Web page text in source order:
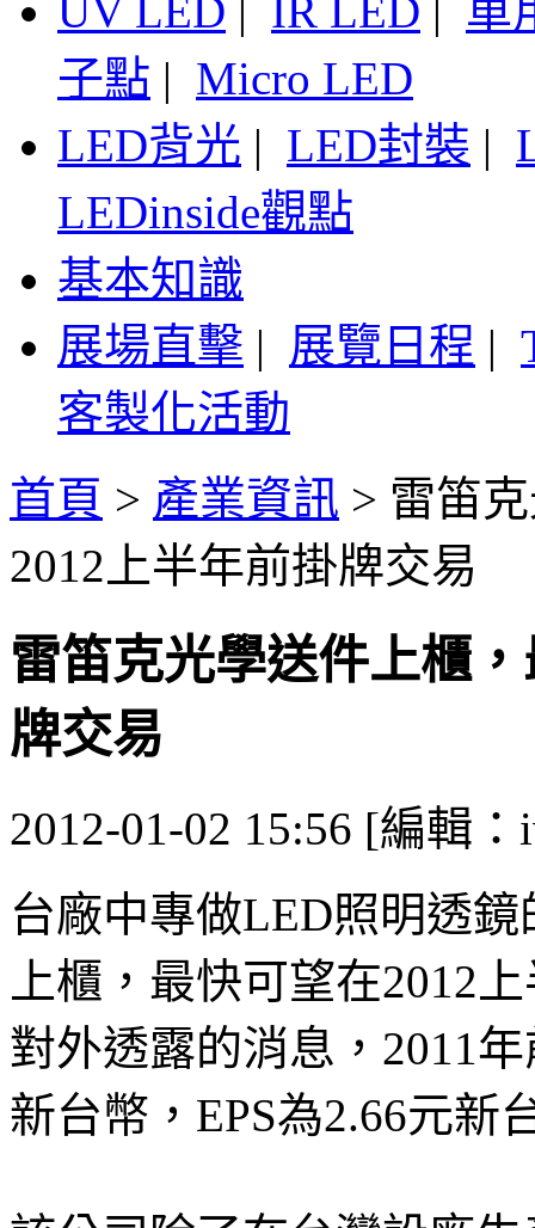
UV LED | IR LED | 車
子點 | Micro LED
LED背光 | LED封裝 |
LEDinside觀點
基本知識
展場直擊 | 展覽日程 |
客製化活動
首頁 > 產業資訊 > 雷笛
2012上半年前掛牌交易
雷笛克光學送件上櫃
牌交易
2012-01-02 15:56 [編輯：
台廠中專做LED照明透
上櫃，最快可望在2012
對外透露的消息，2011
新台幣，EPS為2.66元新